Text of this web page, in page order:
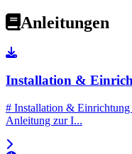
Anleitungen
Installation &
# Installation &
Anleitung zur I...